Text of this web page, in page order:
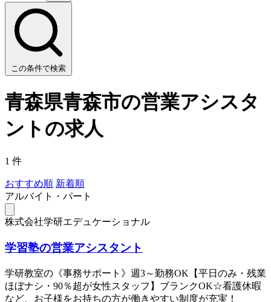
この条件で検索
青森県青森市の営業アシスタ
ントの求人
1 件
おすすめ順 新着順
アルバイト・パート
株式会社学研エデュケーショナル
学習塾の営業アシスタント
学研教室の《事務サポート》週3～勤務OK【平日のみ・残業
ほぼナシ・90％超が女性スタッフ】ブランクOK☆看護休暇
など、お子様をお持ちの方が働きやすい制度が充実！